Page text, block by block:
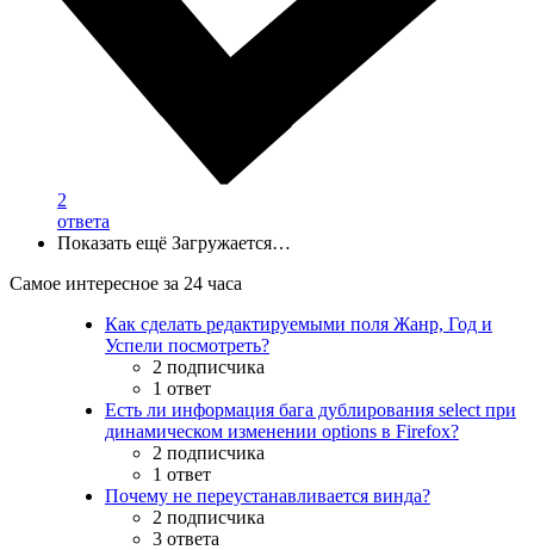
2
ответа
Показать ещё Загружается…
Самое интересное за 24 часа
Как сделать редактируемыми поля Жанр, Год и
Успели посмотреть?
2 подписчика
1 ответ
Есть ли информация бага дублирования select при
динамическом изменении options в Firefox?
2 подписчика
1 ответ
Почему не переустанавливается винда?
2 подписчика
3 ответа